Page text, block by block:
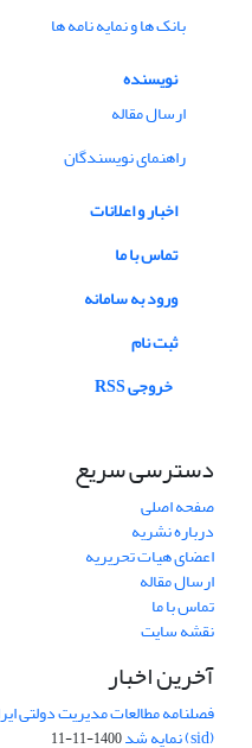
بانک ها و نمایه نامه ها
نویسنده
ارسال مقاله
راهنمای نویسندگان
اخبار و اعلانات
تماس با ما
ورود به سامانه
ثبت نام
خروجی RSS
دسترسی سریع
صفحه اصلی
درباره نشریه
اعضای هیات تحریریه
ارسال مقاله
تماس با ما
نقشه سایت
آخرین اخبار
فصلنامه مطالعات مدیریت دولتی
(sid) نمایه شد 1400-11-11